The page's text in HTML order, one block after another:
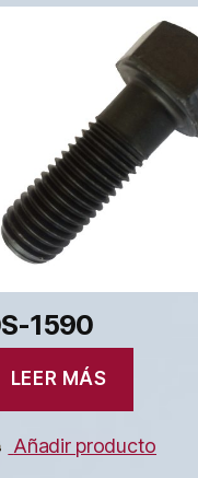
1590
LEER MÁS
Añadir producto